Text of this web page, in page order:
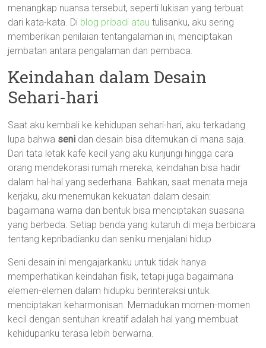
menangkap nuansa tersebut, seperti lukisan yang terbuat
dari kata-kata. Di blog pribadi atau tulisanku, aku sering
memberikan penilaian tentangalaman ini, menciptakan
jembatan antara pengalaman dan pembaca.
Keindahan dalam Desain
Sehari-hari
Saat aku kembali ke kehidupan sehari-hari, aku terkadang
lupa bahwa seni dan desain bisa ditemukan di mana saja.
Dari tata letak kafe kecil yang aku kunjungi hingga cara
orang mendekorasi rumah mereka, keindahan bisa hadir
dalam hal-hal yang sederhana. Bahkan, saat menata meja
kerjaku, aku menemukan kekuatan dalam desain:
bagaimana warna dan bentuk bisa menciptakan suasana
yang berbeda. Setiap benda yang kutaruh di meja berbicara
tentang kepribadianku dan seniku menjalani hidup.
Seni desain ini mengajarkanku untuk tidak hanya
memperhatikan keindahan fisik, tetapi juga bagaimana
elemen-elemen dalam hidupku berinteraksi untuk
menciptakan keharmonisan. Memadukan momen-momen
kecil dengan sentuhan kreatif adalah hal yang membuat
kehidupanku terasa lebih berwarna.